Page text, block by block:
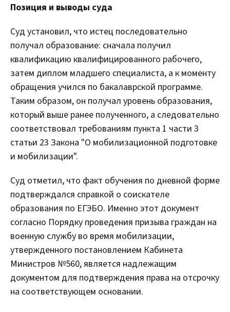
Позиция и выводы суда
Суд установил, что истец последовательно
получал образование: сначала получил
квалификацию квалифицированного рабочего,
затем диплом младшего специалиста, а к моменту
обращения учился по бакалаврской программе.
Таким образом, он получал уровень образования,
который выше ранее полученного, а следовательно
соответствовал требованиям пункта 1 части 3
статьи 23 Закона "О мобилизационной подготовке
и мобилизации".
Суд отметил, что факт обучения по дневной форме
подтверждался справкой о соискателе
образования по ЕГЭБО. Именно этот документ
согласно Порядку проведения призыва граждан на
военную службу во время мобилизации,
утвержденного постановлением Кабинета
Министров №560, является надлежащим
документом для подтверждения права на отсрочку
на соответствующем основании.